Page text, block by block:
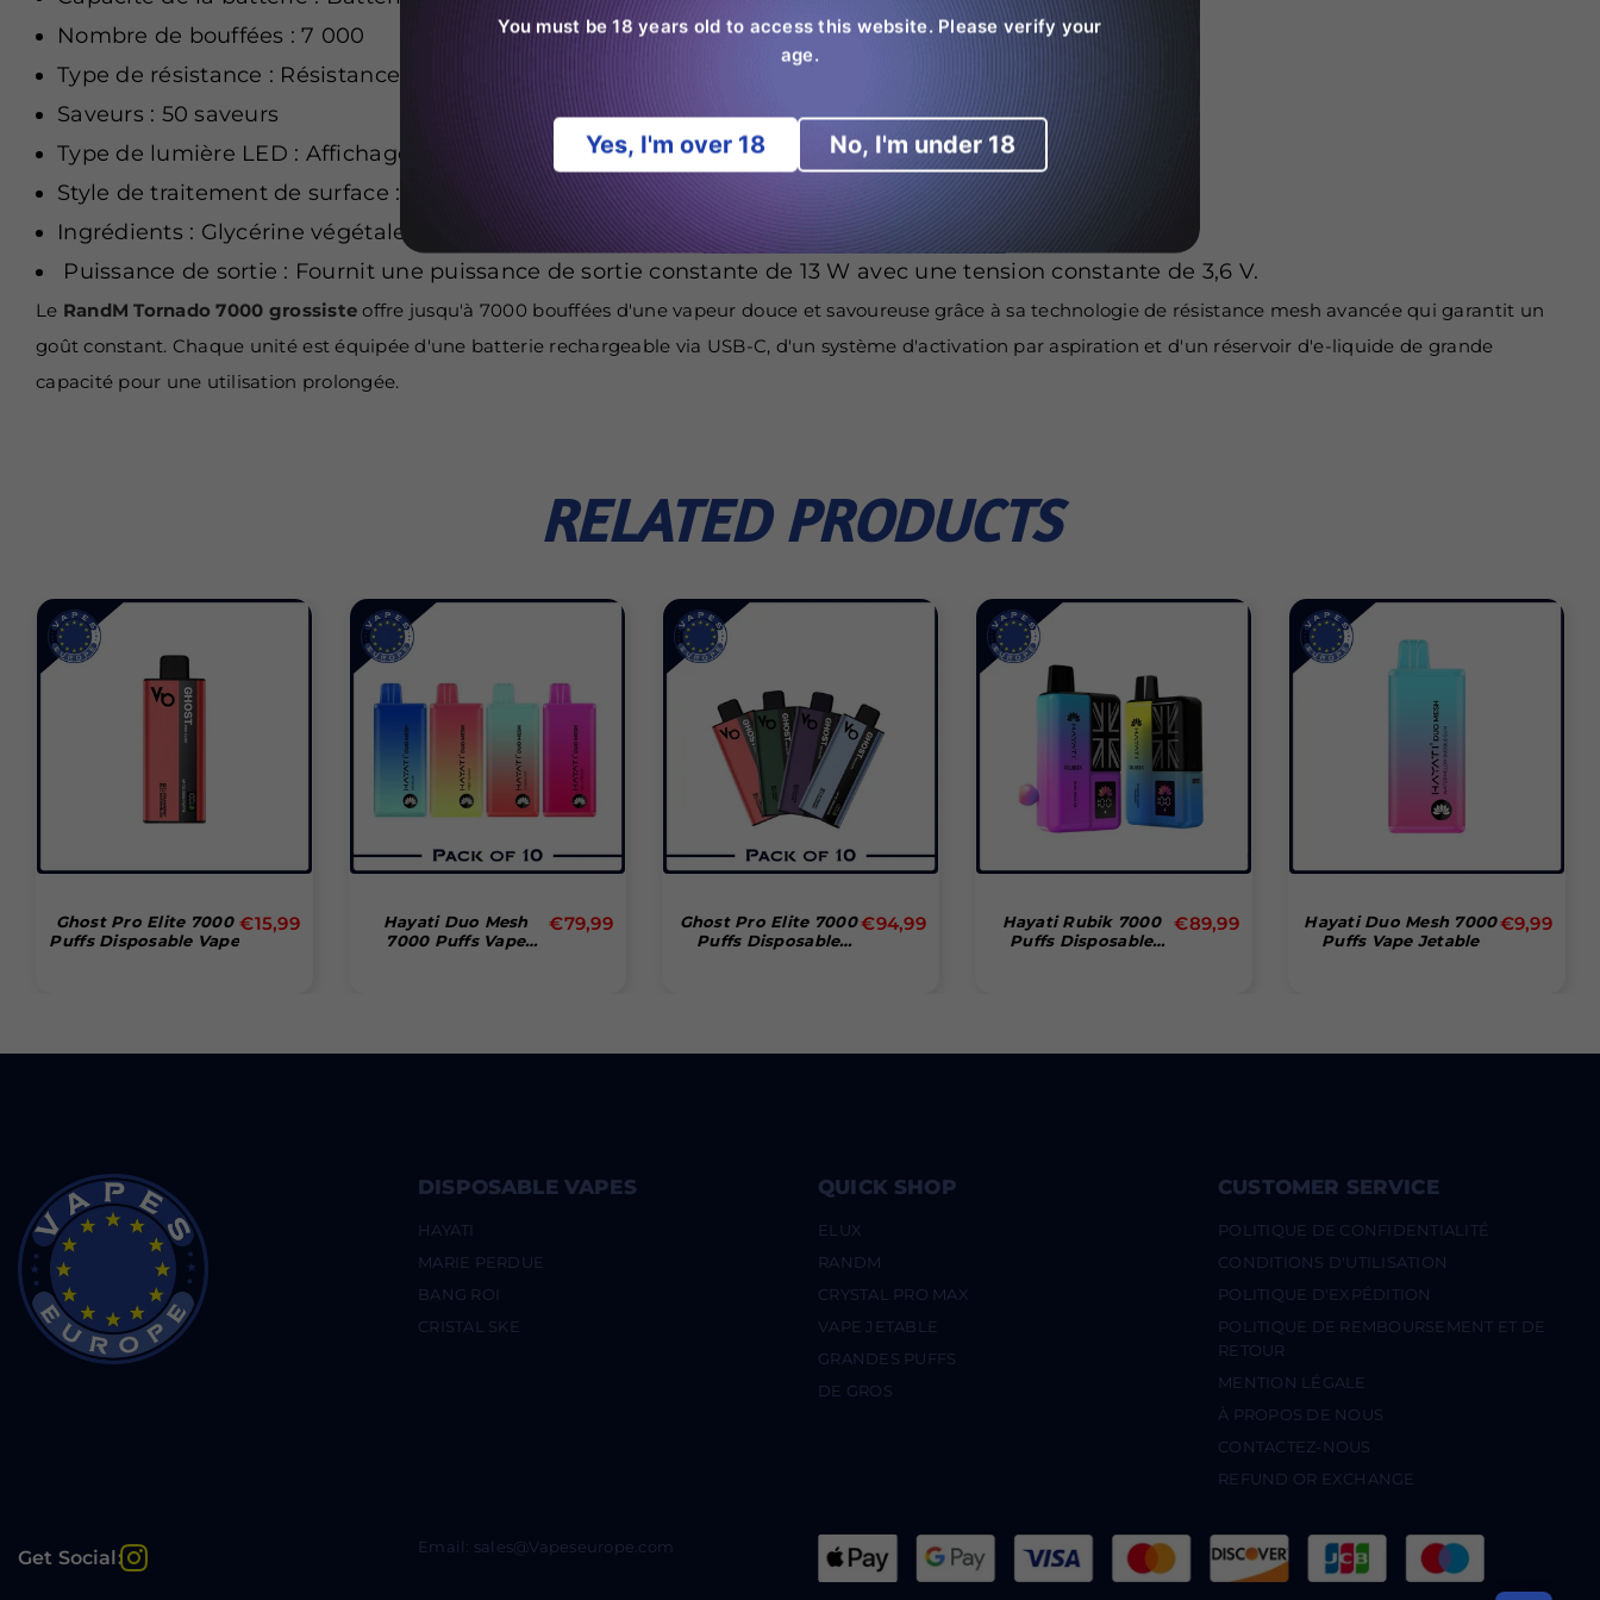
Nombre de bouffées : 7 000
Type de résistance : Résistance mesh (1,2 ohm)
Saveurs : 50 saveurs
Type de lumière LED : Affichage lumineux RVB 6 couleurs
Style de traitement de surface : Style anthropoïde avec contrôle du flux d’air
Ingrédients : Glycérine végétale, propylène glycol et ingrédients naturels Arômes artificiels
Puissance de sortie : Fournit une puissance de sortie constante de 13 W avec une tension constante de 3,6 V.
Le RandM Tornado 7000 grossiste offre jusqu'à 7000 bouffées d'une vapeur douce et savoureuse grâce à sa technologie de résistance mesh avancée qui garantit un
goût constant. Chaque unité est équipée d'une batterie rechargeable via USB-C, d'un système d'activation par aspiration et d'un réservoir d'e-liquide de grande
capacité pour une utilisation prolongée.
RELATED PRODUCTS
Ghost Pro Elite 7000
Puffs Disposable Vape
Prix
régulier
€15,99
Hayati Duo Mesh
7000 Puffs Vape
€79,99
Ghost Pro Elite 7000
Puffs Disposable
Prix
€94,99
Hayati Rubik 7000
Puffs Disposable
Prix
€89,99
Hayati Duo Mesh 7000
Puffs Vape Jetable
Prix
€9,99
DISPOSABLE VAPES
HAYATI
MARIE PERDUE
BANG ROI
CRISTAL SKE
QUICK SHOP
ELUX
RANDM
CRYSTAL PRO MAX
VAPE JETABLE
GRANDES PUFFS
DE GROS
CUSTOMER SERVICE
POLITIQUE DE CONFIDENTIALITÉ
CONDITIONS D'UTILISATION
POLITIQUE D'EXPÉDITION
POLITIQUE DE REMBOURSEMENT ET DE
RETOUR
MENTION LÉGALE
À PROPOS DE NOUS
CONTACTEZ-NOUS
REFUND OR EXCHANGE
Get Social: Instagram Email: sales@Vapeseurope.com
You must be 18 years old to access this website. Please verify your
age.
Yes, I'm over 18 No, I'm under 18